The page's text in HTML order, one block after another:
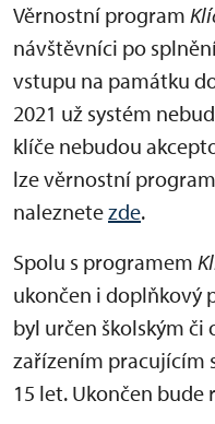
Věrnostní program
návštěvníci po
vstupu na památku
2021 už systém
klíče nebudou
lze věrnostní
naleznetezde.
Spolu s programem
ukončen i doplňkový
byl určen školským
zařízením pracujícím
15 let. Ukončen bude